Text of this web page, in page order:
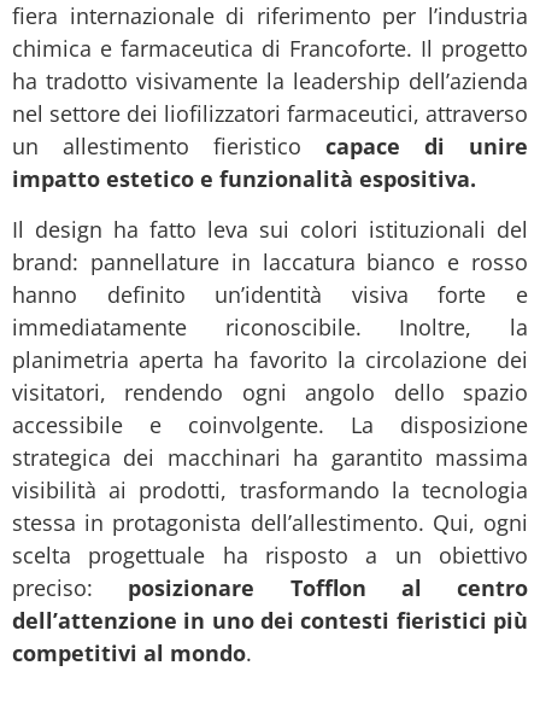
fiera internazionale di riferimento per l’industria
chimica e farmaceutica di Francoforte. Il progetto
ha tradotto visivamente la leadership dell’azienda
nel settore dei liofilizzatori farmaceutici, attraverso
un allestimento fieristico capace di unire
impatto estetico e funzionalità espositiva.
Il design ha fatto leva sui colori istituzionali del
brand: pannellature in laccatura bianco e rosso
hanno definito un’identità visiva forte e
immediatamente riconoscibile. Inoltre, la
planimetria aperta ha favorito la circolazione dei
visitatori, rendendo ogni angolo dello spazio
accessibile e coinvolgente. La disposizione
strategica dei macchinari ha garantito massima
visibilità ai prodotti, trasformando la tecnologia
stessa in protagonista dell’allestimento. Qui, ogni
scelta progettuale ha risposto a un obiettivo
preciso: posizionare Tofflon al centro
dell’attenzione in uno dei contesti fieristici più
competitivi al mondo.